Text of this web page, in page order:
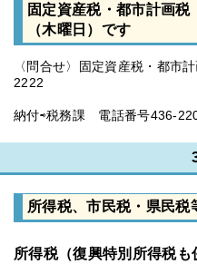
固定資産税・都市計画
（木曜日）です
〈問合せ〉固定資産税・都市
2222
納付⇨税務課 電話番号436-
所得税、市民税・県民税
所得税（復興特別所得税も